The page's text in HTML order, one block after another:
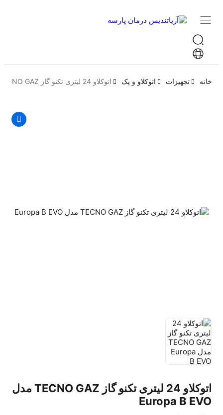
خانه تجهیزات اتوکلاو و پک اتوکلاو 24 لیتری تکنو گاز TECNO GAZ مدل Europa B EVO
اتوکلاو 24 لیتری تکنو گاز TECNO GAZ مدل
Europa B EVO